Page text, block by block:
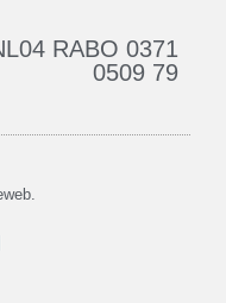
RABO 0371
0509 79